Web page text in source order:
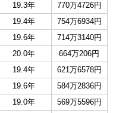
19.3年
770万4726円
19.4年
754万6934円
19.6年
714万3140円
20.0年
664万206円
19.4年
621万6578円
19.6年
584万2836円
19.0年
569万5596円